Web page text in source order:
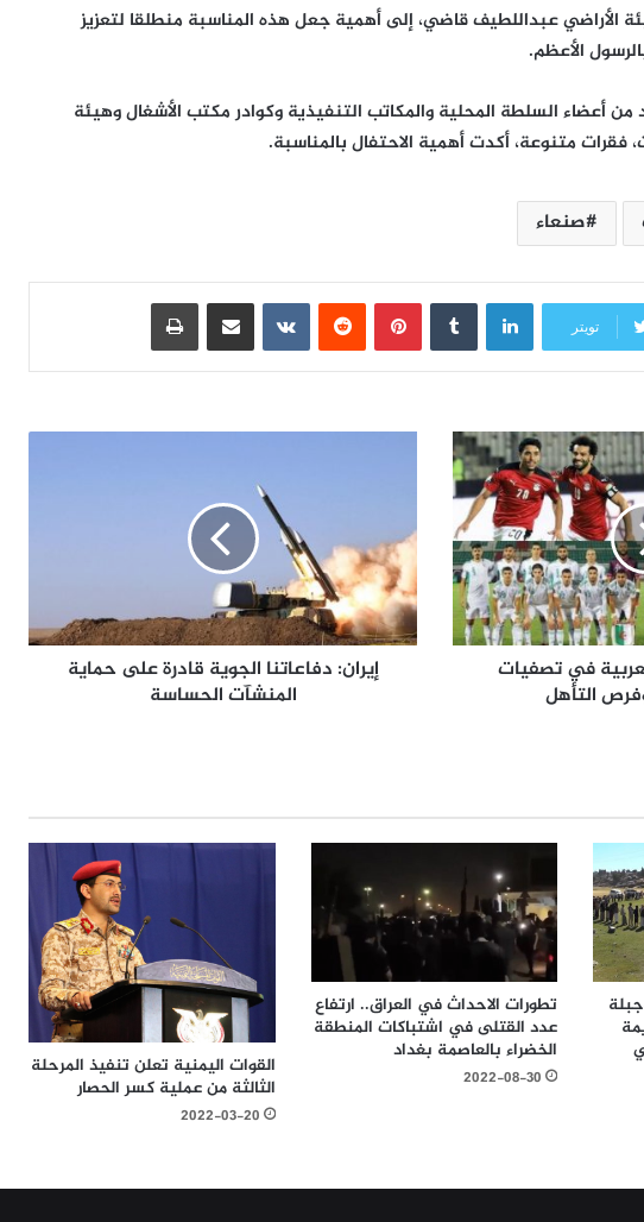
الأراضي عبداللطيف قاضي، إلى أهمية جعل هذه المناسبة منطلقا لتعزيز
الأعظم.
أعضاء السلطة المحلية والمكاتب التنفيذية وكوادر مكتب الأشغال وهيئة
فقرات متنوعة، أكدت أهمية الاحتفال بالمناسبة.
صنعاء
تويتر
لينكدإن بينتيريست مشاركة عبر البريد طباعة
في تصفيات
التأهل
إيران: دفاعاتنا الجوية قادرة على حماية
المنشآت الحساسة
تطورات الاحداث في العراق.. ارتفاع
عدد القتلى في اشتباكات المنطقة
الخضراء بالعاصمة بغداد
2022-08-30
القوات اليمنية تعلن تنفيذ المرحلة
الثالثة من عملية كسر الحصار
2022-03-20